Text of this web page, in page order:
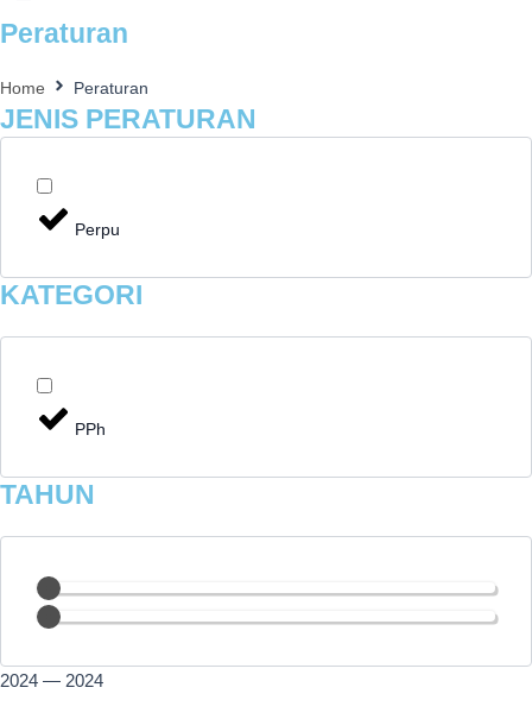
Peraturan
Home Peraturan
JENIS PERATURAN
Perpu
KATEGORI
PPh
TAHUN
2024 — 2024